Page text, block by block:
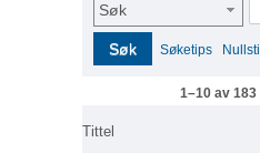
Søk
Søk Søketips Nullstill
1–10 av 183
Tittel